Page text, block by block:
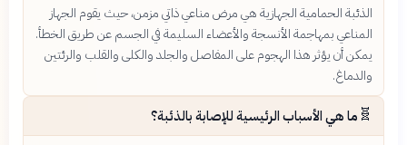
الذئبة الحمامية الجهازية هي مرض مناعي ذاتي مزمن، حيث يقوم الجهاز
المناعي بمهاجمة الأنسجة والأعضاء السليمة في الجسم عن طريق الخطأ.
يمكن أن يؤثر هذا الهجوم على المفاصل والجلد والكلى والقلب والرئتين
والدماغ.
🧬 ما هي الأسباب الرئيسية للإصابة بالذئبة؟